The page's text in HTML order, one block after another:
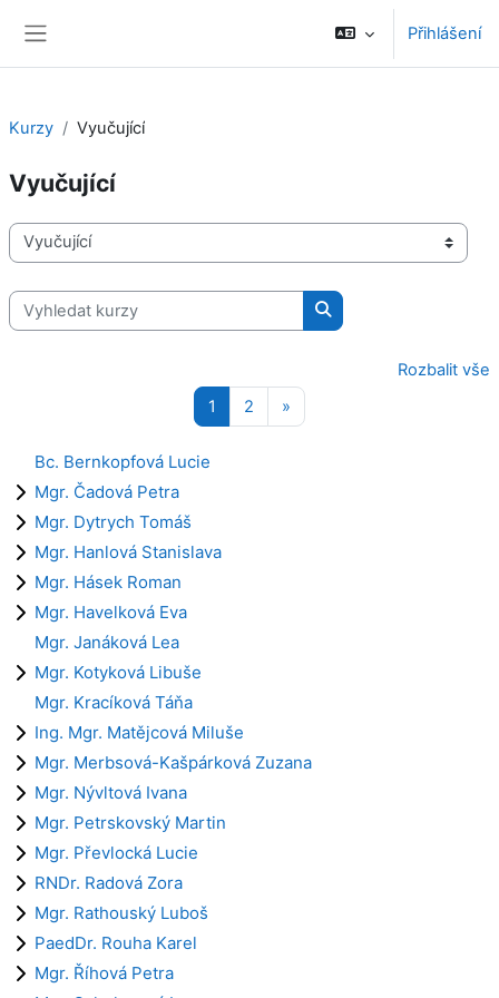
Přihlášení
Kurzy Vyučující
Vyučující
Kategorie kurzů
Vyhledat kurzy
Vyhledat kurzy
Rozbalit vše
1 Stránka 1
2 Stránka 2
»
Bc. Bernkopfová Lucie
Mgr. Čadová Petra
Mgr. Dytrych Tomáš
Mgr. Hanlová Stanislava
Mgr. Hásek Roman
Mgr. Havelková Eva
Mgr. Janáková Lea
Mgr. Kotyková Libuše
Mgr. Kracíková Táňa
Ing. Mgr. Matějcová Miluše
Mgr. Merbsová-Kašpárková Zuzana
Mgr. Nývltová Ivana
Mgr. Petrskovský Martin
Mgr. Převlocká Lucie
RNDr. Radová Zora
Mgr. Rathouský Luboš
PaedDr. Rouha Karel
Mgr. Říhová Petra